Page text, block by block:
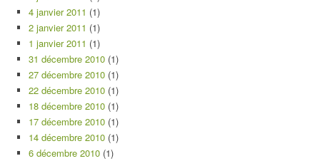
4 janvier 2011 (1)
2 janvier 2011 (1)
1 janvier 2011 (1)
31 décembre 2010 (1)
27 décembre 2010 (1)
22 décembre 2010 (1)
18 décembre 2010 (1)
17 décembre 2010 (1)
14 décembre 2010 (1)
6 décembre 2010 (1)